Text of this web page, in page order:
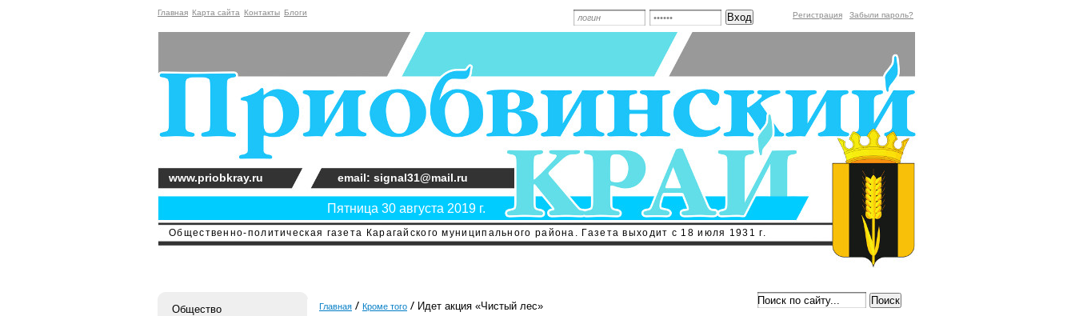
Главная Карта сайта Контакты Блоги Регистрация Забыли пароль?
Общественно-политическая газета Карагайского муниципального района. Газета выходит с 18 июля 1931 г.
Пятница 30 августа 2019 г.
www.priobkray.ru email: signal31@mail.ru
Общество
Главная Кроме того Идет акция «Чистый лес»